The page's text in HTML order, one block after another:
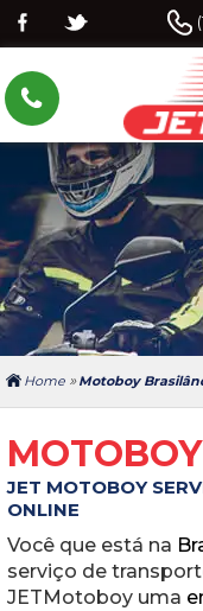
Home » Motoboy
JET MOTOBOY
ONLINE
Você que está na
serviço de
JETMotoboy uma